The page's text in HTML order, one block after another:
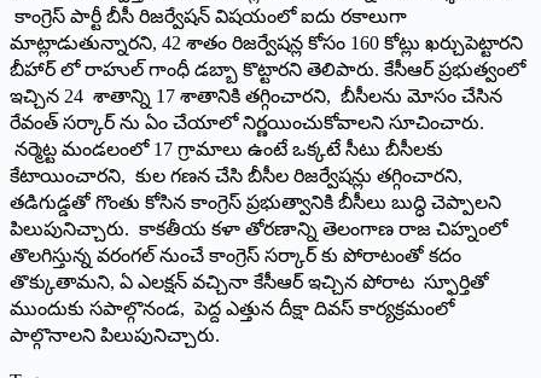
కాంగ్రెస్ పార్టీ బీసీ రిజర్వేషన్ విషయంలో ఐదు రకాలుగా
మాట్లాడుతున్నారని, 42 శాతం రిజర్వేషన్ల కోసం 160 కోట్లు ఖర్చుపెట్టారని
బీహార్ లో రాహుల్ గాంధీ డబ్బా కొట్టారని తెలిపారు. కేసీఆర్ ప్రభుత్వంలో
ఇచ్చిన 24 శాతాన్ని 17 శాతానికి తగ్గించారని, బీసీలను మోసం చేసిన
రేవంత్ సర్కార్ ను ఏం చేయాలో నిర్ణయించుకోవాలని సూచించారు.
నర్మెట్ట మండలంలో 17 గ్రామాలు ఉంటే ఒక్కటే సీటు బీసీలకు
కేటాయించారని, కుల గణన చేసి బీసీల రిజర్వేషన్లు తగ్గించారని,
తడిగుడ్డతో గొంతు కోసిన కాంగ్రెస్ ప్రభుత్వానికి బీసీలు బుద్ధి చెప్పాలని
పిలుపునిచ్చారు. కాకతీయ కళా తోరణాన్ని తెలంగాణ రాజ చిహ్నంలో
తొలగిస్తున్న వరంగల్ నుంచే కాంగ్రెస్ సర్కార్ కు పోరాటంతో కదం
తొక్కుతామని, ఏ ఎలక్షన్ వచ్చినా కేసీఆర్ ఇచ్చిన పోరాట స్ఫూర్తితో
ముందుకు సపాల్గొనండ, పెద్ద ఎత్తున దీక్షా దివస్ కార్యక్రమంలో
పాల్గొనాలని పిలుపునిచ్చారు.